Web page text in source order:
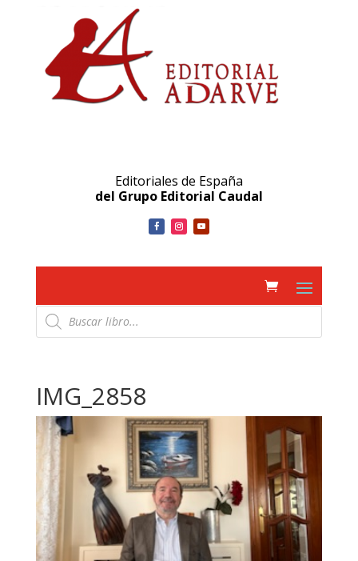
Editoriales de España
del Grupo Editorial Caudal
Búsqueda
de
productos
IMG_2858